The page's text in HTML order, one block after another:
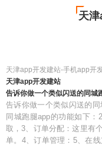
天
天津app开发建站-手机app开
天津app开发建站
告诉你做一个类似闪送的同城
告诉你做一个类似闪送的
同城跑腿app的功能如下
取，3、订单分配：这里有
单。4、订单管理：5、在